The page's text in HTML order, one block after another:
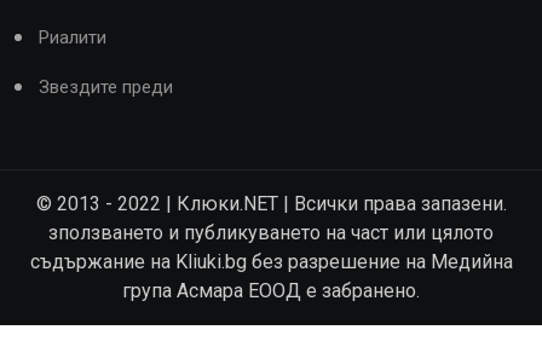
Риалити
Звездите преди
© 2013 - 2022 | Клюки.NET | Всички права запазени.
зползването и публикуването на част или цялото
съдържание на Kliuki.bg без разрешение на Медийна
група Асмара ЕООД е забранено.